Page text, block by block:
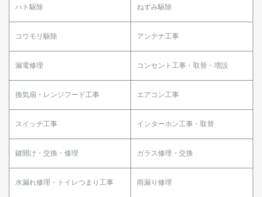
ハト駆除 ねずみ駆除
コウモリ駆除 アンテナ工事
漏電修理 コンセント工事・取替・増設
換気扇・レンジフード工事 エアコン工事
スイッチ工事 インターホン工事・取替
鍵開け・交換・修理 ガラス修理・交換
水漏れ修理・トイレつまり工事 雨漏り修理